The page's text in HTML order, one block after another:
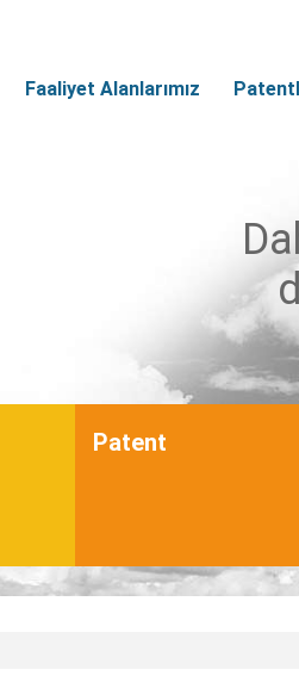
Faaliyet Alanlarımız
Patent